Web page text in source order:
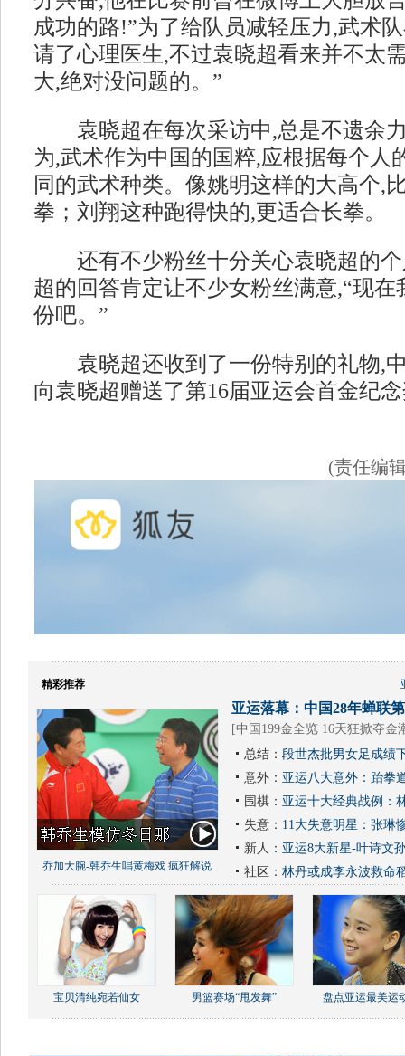
成功的路!”为了给队员减轻压力,武术
请了心理医生,不过袁晓超看来并不太
大,绝对没问题的。”
袁晓超在每次采访中,总是不遗余
为,武术作为中国的国粹,应根据每个人
同的武术种类。像姚明这样的大高个,
拳；刘翔这种跑得快的,更适合长拳。
还有不少粉丝十分关心袁晓超的个
超的回答肯定让不少女粉丝满意,“现在
份吧。”
袁晓超还收到了一份特别的礼物,中
向袁晓超赠送了第16届亚运会首金纪
(责任编
精彩推荐
乔加大腕-韩乔生唱黄梅戏 疯狂解说
亚运落幕：中国28年蝉联
[中国199金全览 16天狂掀夺金
总结： 段世杰批男女足成绩
意外： 亚运八大意外：跆拳
围棋： 亚运十大经典战例：
失意： 11大失意明星：张琳
新人： 亚运8大新星-叶诗文
社区： 林丹或成李永波救命
宝贝清纯宛若仙女 男篮赛场“甩发舞” 盘点亚运最美运